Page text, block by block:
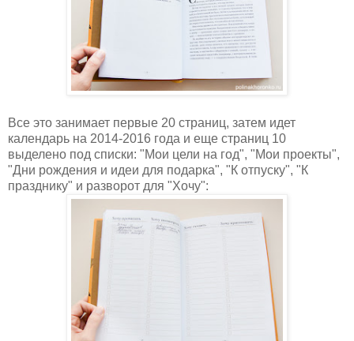
Все это занимает первые 20 страниц, затем идет
календарь на 2014-2016 года и еще страниц 10
выделено под списки: "Мои цели на год", "Мои проекты",
"Дни рождения и идеи для подарка", "К отпуску", "К
празднику" и разворот для "Хочу":